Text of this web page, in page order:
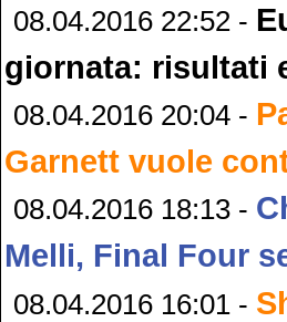
08.04.2016 22:52 -
giornata: risultati
08.04.2016 20:04 -
Garnett vuole
08.04.2016 18:13 -
Melli, Final Four
08.04.2016 16:01 -